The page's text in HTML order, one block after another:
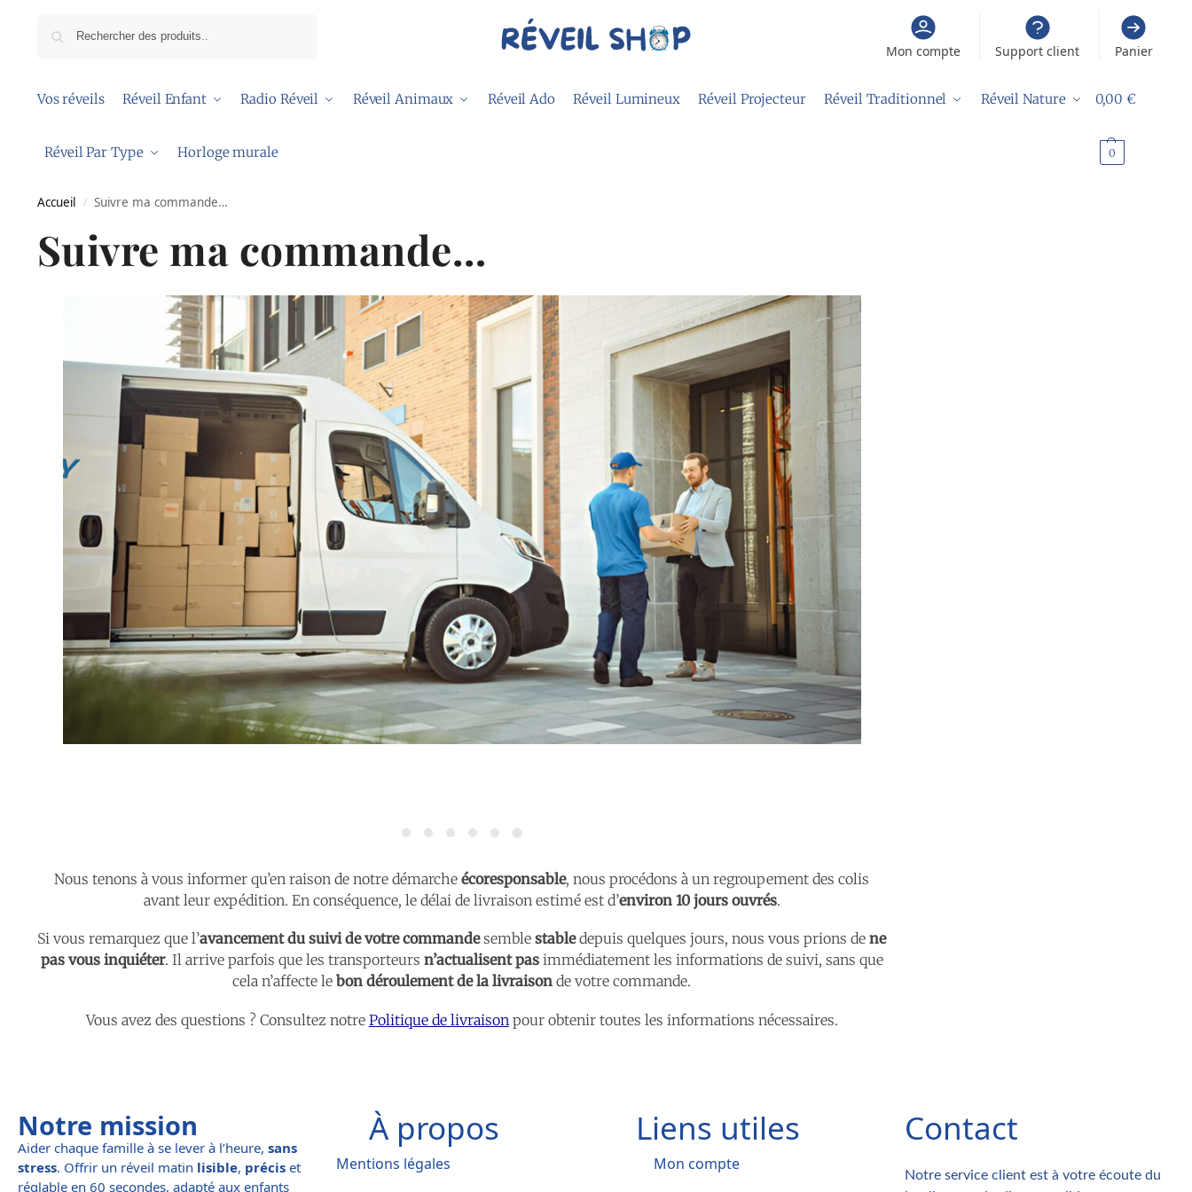
Mon compte Support client Panier
Vos réveils Réveil Enfant Radio Réveil Réveil Animaux Réveil Ado Réveil Lumineux Réveil Projecteur Réveil Traditionnel Réveil Nature
Réveil Par Type Horloge murale
0,00€
0
Accueil / Suivre ma commande…
Suivre ma commande…
Nous tenons à vous informer qu’en raison de notre démarcheécoresponsable, nous procédons à un regroupement des colis
avant leur expédition. En conséquence, le délai de livraison estimé est d’environ 10 jours ouvrés.
Si vous remarquez que l’avancement du suivi de votre commandesemble stabledepuis quelques jours, nous vous prions dene
pas vous inquiéter. Il arrive parfois que les transporteurs n’actualisent pasimmédiatement les informations de suivi, sans que
cela n’affecte lebon déroulement de la livraison de votre commande.
Vous avez des questions ? Consultez notre Politique de livraison pour obtenir toutes les informations nécessaires.
Notre mission
Aider chaque famille à se lever à l’heure, sans
stress. Offrir un réveil matin lisible, précis et
réglable en 60 secondes, adapté aux enfants
À propos
Mentions légales
Liens utiles
Mon compte
Contact
Notre service client est à votre écoute du